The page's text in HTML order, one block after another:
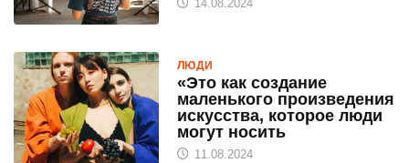
14.08.2024
ЛЮДИ
«Это как создание
маленького произведения
искусства, которое люди
могут носить
11.08.2024